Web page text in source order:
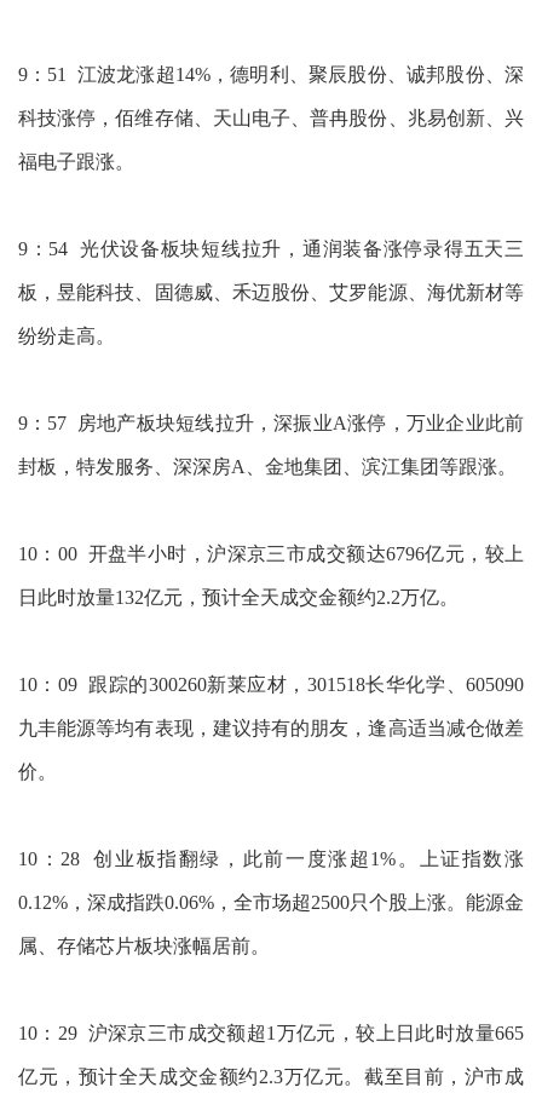
9：51 江波龙涨超14%，德明利、聚辰股份、诚邦股份、深
科技涨停，佰维存储、天山电子、普冉股份、兆易创新、兴
福电子跟涨。
9：54 光伏设备板块短线拉升，通润装备涨停录得五天三
板，昱能科技、固德威、禾迈股份、艾罗能源、海优新材等
纷纷走高。
9：57 房地产板块短线拉升，深振业A涨停，万业企业此前
封板，特发服务、深深房A、金地集团、滨江集团等跟涨。
10：00 开盘半小时，沪深京三市成交额达6796亿元，较上
日此时放量132亿元，预计全天成交金额约2.2万亿。
10：09 跟踪的300260新莱应材，301518长华化学、605090
九丰能源等均有表现，建议持有的朋友，逢高适当减仓做差
价。
10：28 创业板指翻绿，此前一度涨超1%。上证指数涨
0.12%，深成指跌0.06%，全市场超2500只个股上涨。能源金
属、存储芯片板块涨幅居前。
10：29 沪深京三市成交额超1万亿元，较上日此时放量665
亿元，预计全天成交金额约2.3万亿元。截至目前，沪市成